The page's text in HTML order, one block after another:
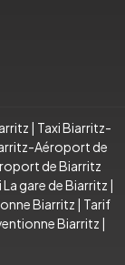
| Taxi Biarritz-
Aéroport de
de Biarritz
La gare de Biarritz |
Biarritz | Tarif
Biarritz |